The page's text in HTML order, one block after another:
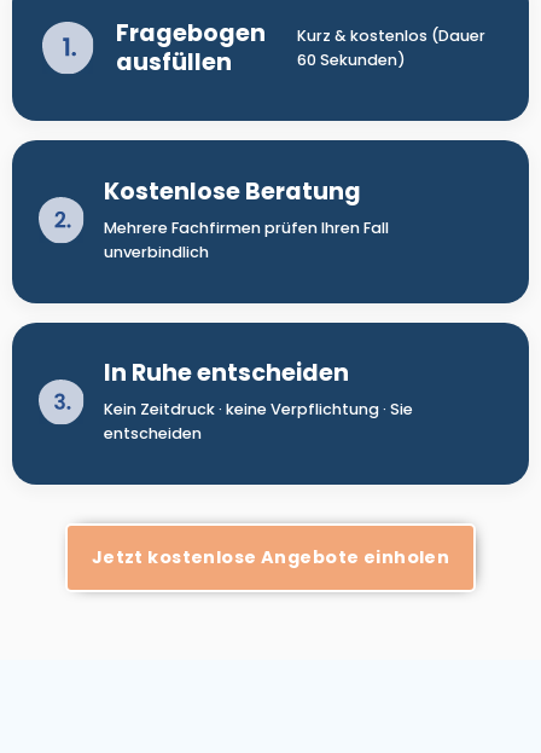
Fragebogen
ausfüllen
Kurz & kostenlos (Dauer
60 Sekunden)
Kostenlose Beratung
Mehrere Fachfirmen prüfen Ihren Fall
unverbindlich
In Ruhe entscheiden
Kein Zeitdruck · keine Verpflichtung · Sie
entscheiden
Jetzt kostenlose Angebote einholen